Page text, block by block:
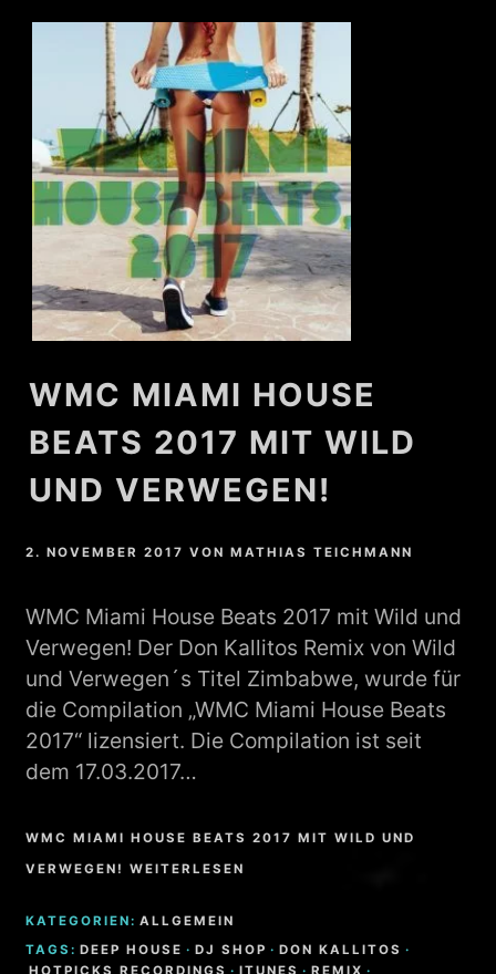
WMC MIAMI HOUSE
BEATS 2017 MIT WILD
UND VERWEGEN!
2. NOVEMBER 2017 VONMATHIAS TEICHMANN
WMC Miami House Beats 2017 mit Wild und
Verwegen! Der Don Kallitos Remix von Wild
und Verwegen´s Titel Zimbabwe, wurde für
die Compilation „WMC Miami House Beats
2017“ lizensiert. Die Compilation ist seit
dem 17.03.2017…
WMC MIAMI HOUSE BEATS 2017 MIT WILD UND
VERWEGEN! WEITERLESEN
KATEGORIEN: ALLGEMEIN
TAGS: DEEP HOUSE · DJ SHOP · DON KALLITOS ·